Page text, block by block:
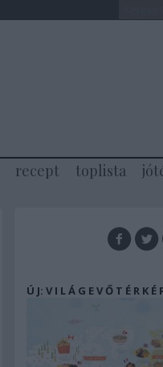
recept toplista
Ú J: V I L Á G E V Ő T É R K É